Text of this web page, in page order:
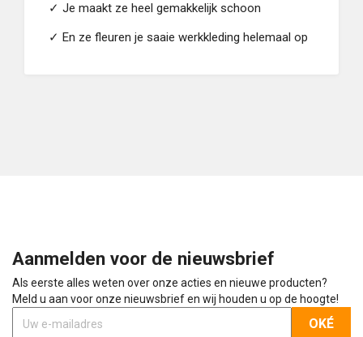
✓ Je maakt ze heel gemakkelijk schoon
✓ En ze fleuren je saaie werkkleding helemaal op
Aanmelden voor de nieuwsbrief
Als eerste alles weten over onze acties en nieuwe producten?
Meld u aan voor onze nieuwsbrief en wij houden u op de hoogte!